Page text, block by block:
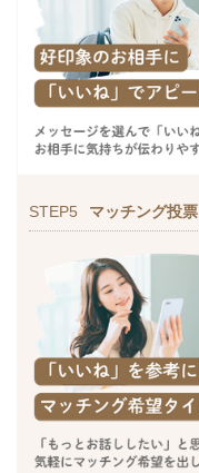
STEP5 マッチング投票